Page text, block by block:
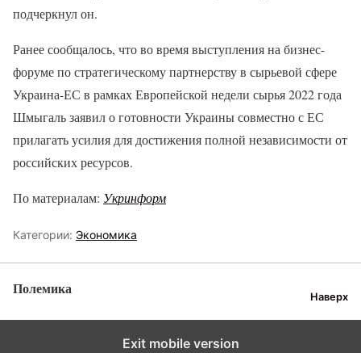
подчеркнул он.
Ранее сообщалось, что во время выступления на бизнес-
форуме по стратегическому партнерству в сырьевой сфере
Украина-ЕС в рамках Европейской недели сырья 2022 года
Шмыгаль заявил о готовности Украины совместно с ЕС
прилагать усилия для достижения полной независимости от
российских ресурсов.
По материалам: Укринформ
Категории: Экономика
Полемика Наверх
Exit mobile version